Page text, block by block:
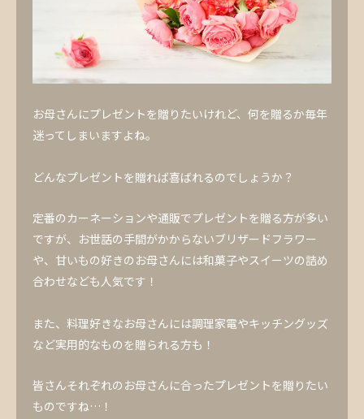
お母さんにプレゼントを贈りたいけれど、何を贈るか毎年
迷ってしまいますよね。
どんなプレゼントを贈れば喜ばれるのでしょうか？
定番のカーネーションや通販でプレゼントを贈る方が多い
ですが、お世話の手間がかからないブリザードフラワー
や、甘いもの好きのお母さんには和菓子やスイーツの詰め
合わせなども人気です！
また、料理好きなお母さんには調理家電やキッチングッズ
など実用的なものを贈られる方も！
皆さんそれぞれのお母さんに合ったプレゼントを贈りたい
ものですね…！